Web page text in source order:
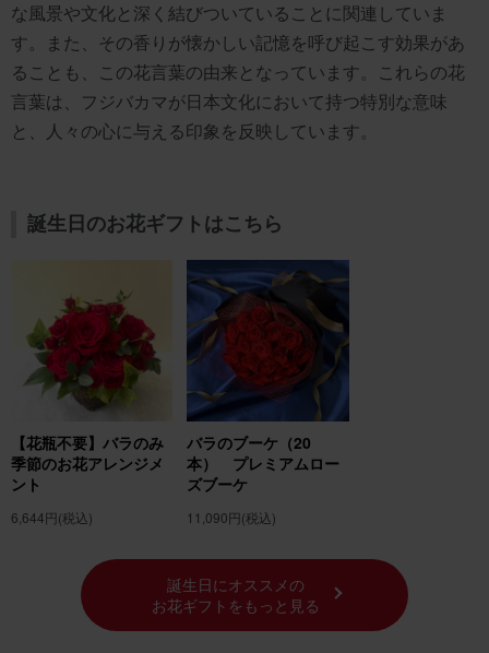
な風景や文化と深く結びついていることに関連していま
す。また、その香りが懐かしい記憶を呼び起こす効果があ
ることも、この花言葉の由来となっています。これらの花
言葉は、フジバカマが日本文化において持つ特別な意味
と、人々の心に与える印象を反映しています。
誕生日のお花ギフトはこちら
【花瓶不要】バラのみ
季節のお花アレンジメ
ント
6,644円(税込)
バラのブーケ（20
本） プレミアムロー
ズブーケ
11,090円(税込)
誕生日にオススメの
お花ギフトをもっと見る